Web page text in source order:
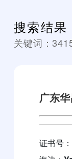
搜索结果
关键词：
广东
证书号：